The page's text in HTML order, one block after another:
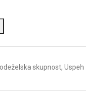
skupnost, Uspeh